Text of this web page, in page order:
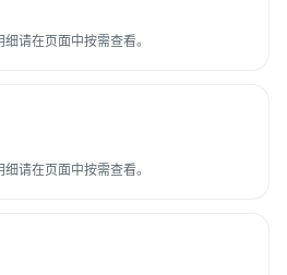
请在页面中按需查看。
请在页面中按需查看。